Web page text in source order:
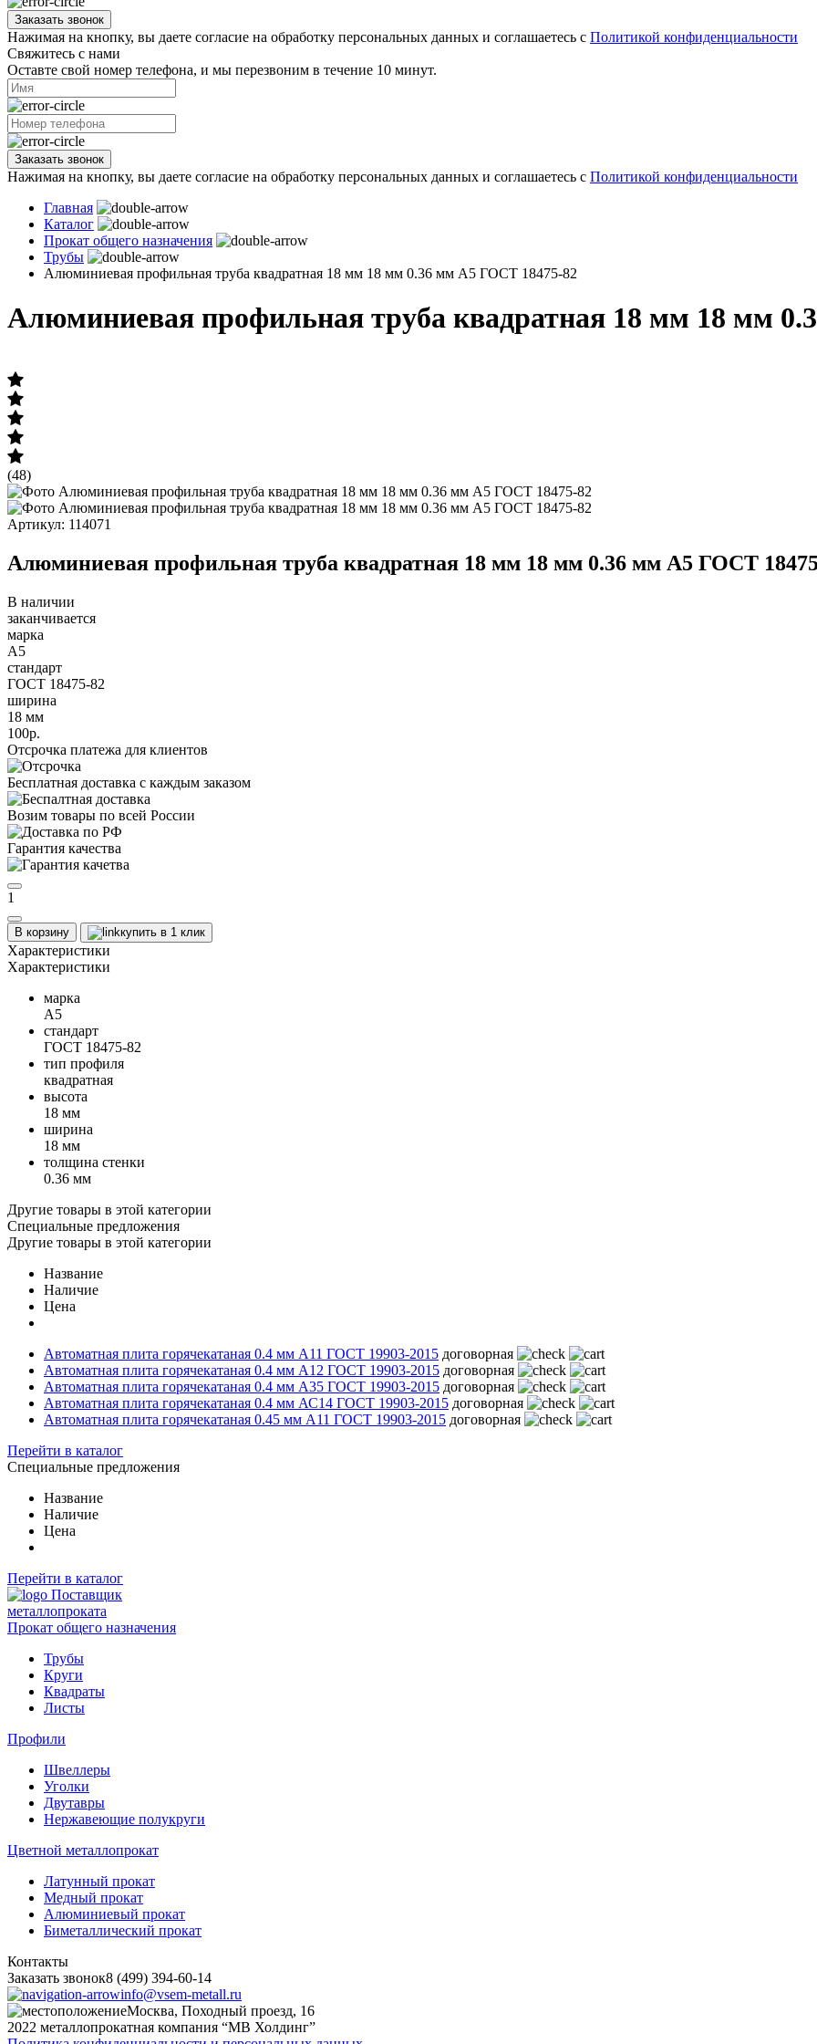
Заказать звонок
Нажимая на кнопку, вы даете согласие на обработку персональных данных и соглашаетесь с Политикой конфиденциальности
Свяжитесь с нами
Оставте свой номер телефона, и мы перезвоним в течение 10 минут.
Заказать звонок
Нажимая на кнопку, вы даете согласие на обработку персональных данных и соглашаетесь с Политикой конфиденциальности
Главная
Каталог
Прокат общего назначения
Трубы
Алюминиевая профильная труба квадратная 18 мм 18 мм 0.36 мм А5 ГОСТ 18475-82
Алюминиевая профильная труба квадратная 18 мм 18 мм
(48)
Артикул: 114071
Алюминиевая профильная труба квадратная 18 мм 18 мм 0.36 мм А5 ГОСТ
В наличии
заканчивается
марка
А5
стандарт
ГОСТ 18475-82
ширина
18 мм
100р.
Отсрочка платежа для клиентов
Бесплатная доставка с каждым заказом
Возим товары по всей России
Гарантия качества
1
В корзину купить в 1 клик
Характеристики
Характеристики
марка
А5
стандарт
ГОСТ 18475-82
тип профиля
квадратная
высота
18 мм
ширина
18 мм
толщина стенки
0.36 мм
Другие товары в этой категории
Специальные предложения
Другие товары в этой категории
Название
Наличие
Цена
Автоматная плита горячекатаная 0.4 мм А11 ГОСТ 19903-2015 договорная
Автоматная плита горячекатаная 0.4 мм А12 ГОСТ 19903-2015 договорная
Автоматная плита горячекатаная 0.4 мм А35 ГОСТ 19903-2015 договорная
Автоматная плита горячекатаная 0.4 мм АС14 ГОСТ 19903-2015 договорная
Автоматная плита горячекатаная 0.45 мм А11 ГОСТ 19903-2015 договорная
Перейти в каталог
Специальные предложения
Название
Наличие
Цена
Перейти в каталог
Поставщик
металлопроката
Прокат общего назначения
Трубы
Круги
Квадраты
Листы
Профили
Швеллеры
Уголки
Двутавры
Нержавеющие полукруги
Цветной металлопрокат
Латунный прокат
Медный прокат
Алюминиевый прокат
Биметаллический прокат
Контакты
Заказать звонок8 (499) 394-60-14
info@vsem-metall.ru
Москва, Походный проезд, 16
2022 металлопрокатная компания “MB Холдинг”